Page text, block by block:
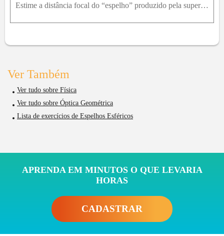
Estime a distância focal do “espelho” produzido pela superfície da água de uma piscina em uma noite calma.
Ver Também
Ver tudo sobre Física
Ver tudo sobre Óptica Geométrica
Lista de exercícios de Espelhos Esféricos
APRENDA EM MINUTOS O QUE LEVARIA
HORAS
CADASTRAR